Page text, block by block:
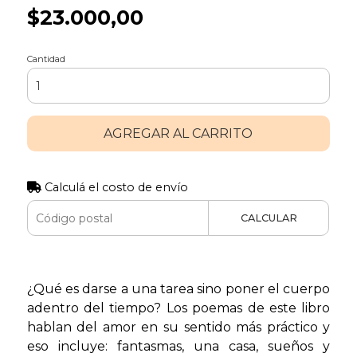
$23.000,00
Cantidad
AGREGAR AL CARRITO
Calculá el costo de envío
CALCULAR
¿Qué es darse a una tarea sino poner el cuerpo
adentro del tiempo? Los poemas de este libro
hablan del amor en su sentido más práctico y
eso incluye: fantasmas, una casa, sueños y